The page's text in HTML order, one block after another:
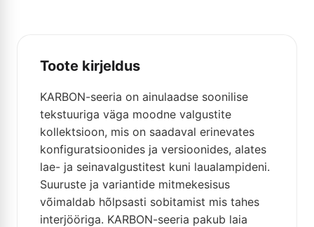
Toote kirjeldus
KARBON-seeria on ainulaadse soonilise
tekstuuriga väga moodne valgustite
kollektsioon, mis on saadaval erinevates
konfiguratsioonides ja versioonides, alates
lae- ja seinavalgustitest kuni laualampideni.
Suuruste ja variantide mitmekesisus
võimaldab hõlpsasti sobitamist mis tahes
interjööriga. KARBON-seeria pakub laia